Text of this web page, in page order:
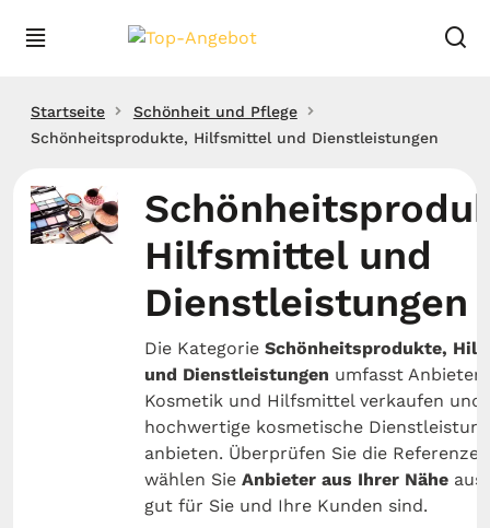
Startseite
Schönheit und Pflege
Schönheitsprodukte, Hilfsmittel und Dienstleistungen
Hilfsmittel und
Dienstleistungen
Die Kategorie Schönheitsprodukte,
und Dienstleistungen umfasst Anbieter,
Kosmetik und Hilfsmittel verkaufen und
hochwertige kosmetische
anbieten. Überprüfen Sie die
wählen Sie Anbieter aus Ihrer Nähe
gut für Sie und Ihre Kunden sind.